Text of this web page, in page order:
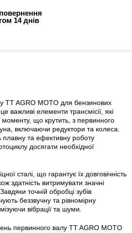
14 днів
TT AGRO MOTO для бензинових
важливі елементи трансмісії, які
моменту, що крутить, з первинного
включаючи редуктори та колеса.
плавну та ефективну роботу
досягати необхідної
сталі, що гарантує їх довговічність
здатність витримувати значні
точній обробці зубів
беззвучну та рівномірну
вібрації та шуми.
первинного валу TT AGRO MOTO